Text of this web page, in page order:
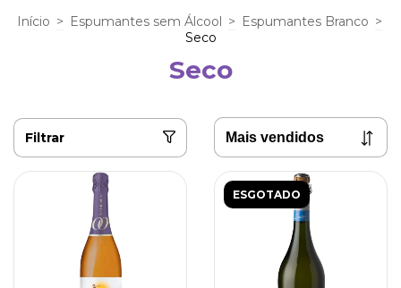
Início > Espumantes sem Álcool > Espumantes Branco >
Seco
Seco
Filtrar
ESGOTADO